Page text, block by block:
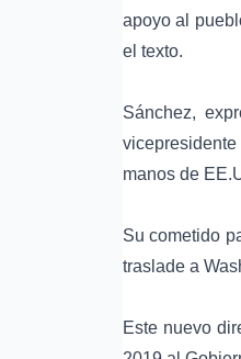
apoyo al
el texto.
Sánchez,
manos de
Su cometido
traslade a
Este nuevo